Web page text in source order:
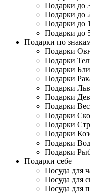
Подарки до
Подарки до
Подарки до
Подарки до
Подарки по
Подарки
Подарки
Подарки
Подарки
Подарки
Подарки
Подарки
Подарки
Подарки
Подарки
Подарки
Подарки
Подарки себе
Посуда для
Посуда для
Посуда для